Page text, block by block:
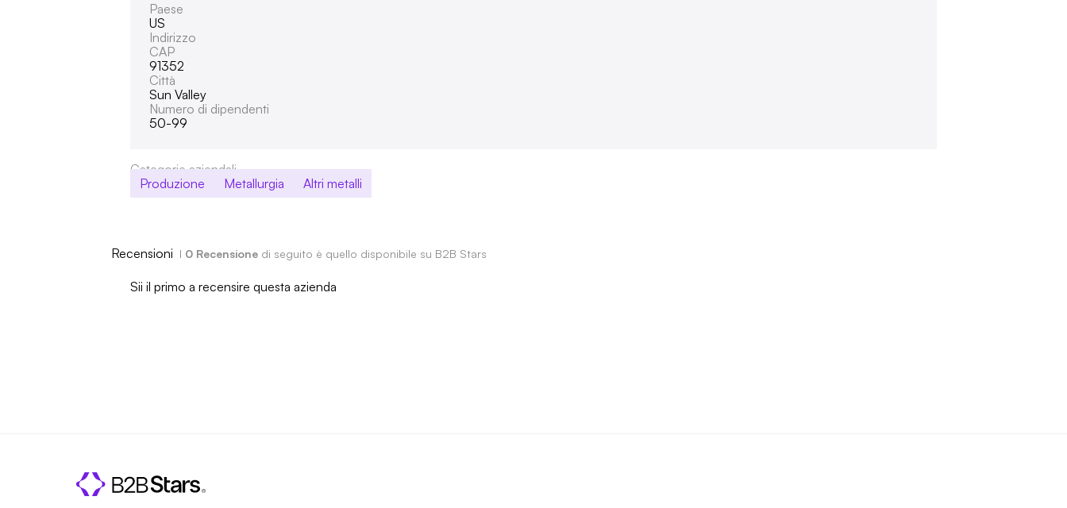
Paese
US
Indirizzo
CAP
91352
Città
Sun Valley
Numero di dipendenti
50-99
Categorie aziendali
Produzione
Metallurgia Altri metalli
Recensioni I 0 Recensione di seguito è quello disponibile su B2B Stars
Sii il primo a recensire questa azienda